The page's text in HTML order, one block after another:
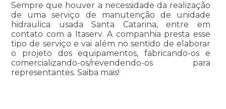
Sempre que houver a necessidade da realização
de uma serviço de manutenção de unidade
hidraulica usada Santa Catarina, entre em
contato com a Itaserv. A companhia presta esse
tipo de serviço e vai além no sentido de elaborar
o projeto dos equipamentos, fabricando-os e
comercializando-os/revendendo-os para
representantes. Saiba mais!